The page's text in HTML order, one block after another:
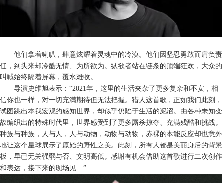
他们拿着喇叭，肆意炫耀着灵魂中的冷漠。他们因坚忍勇敢而肩负责
任 ， 到头来却冷酷无情、为所欲为。纵欲者站在链条的顶端狂欢 ， 大众的
叫喊始终隔着屏幕 ，覆水难收 。
导演史维旭表示： “2021年，这里的生活夹杂了更多复杂和不安，相
信你也一样，对一切充满期待但无法把握。猎人这首歌，正如我们此刻，
试图跳出本我宏观的感知世界，却似乎仍陷于生活的泥沼。由各种未知变
故编织出的特殊时代里，世界感受到了更多厮杀掠夺、充满残酷和挑战。
种族与种族，人与人，人与动物，动物与动物，赤裸的本能反应却也意外
地让这个星球展示了原始的野性之美。此刻，所有人都是美丽身后的背景
板，早已无关强弱与否、文明高低。感谢有机会借助这首歌进行二次创作
和表达，接下来的现场见…”